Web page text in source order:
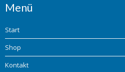
Menü
Start
Shop
Kontakt